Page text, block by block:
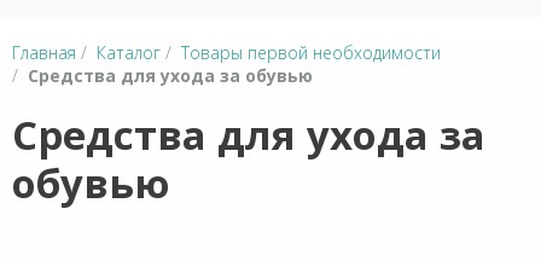
Главная / Каталог / Товары первой необходимости
/ Средства для ухода за обувью
Средства для ухода за
обувью